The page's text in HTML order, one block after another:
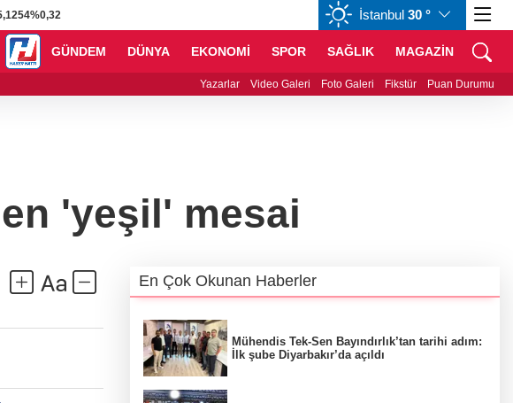
%0,32 CHF 59,0083%0,82
İstanbul 30 °
GÜNDEM DÜNYA EKONOMİ SPOR SAĞLIK MAGAZİN
10:44 - Muğla Milas'ta "Mylasa Band" izdihamı
Yazarlar Video Galeri Foto Galeri Fikstür Puan Durumu
'yeşil' mesai
En Çok Okunan Haberler
Mühendis Tek-Sen Bayındırlık’tan tarihi adım:
İlk şube Diyarbakır’da açıldı